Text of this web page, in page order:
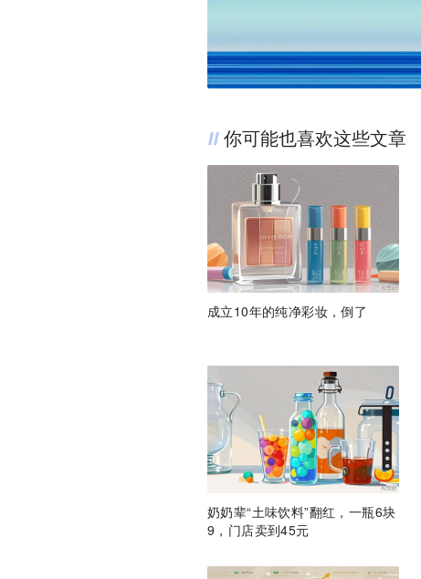
你可能也喜欢这些文章
成立10年的纯净彩妆，倒了
奶奶辈“土味饮料”翻红，一瓶6块
9，门店卖到45元